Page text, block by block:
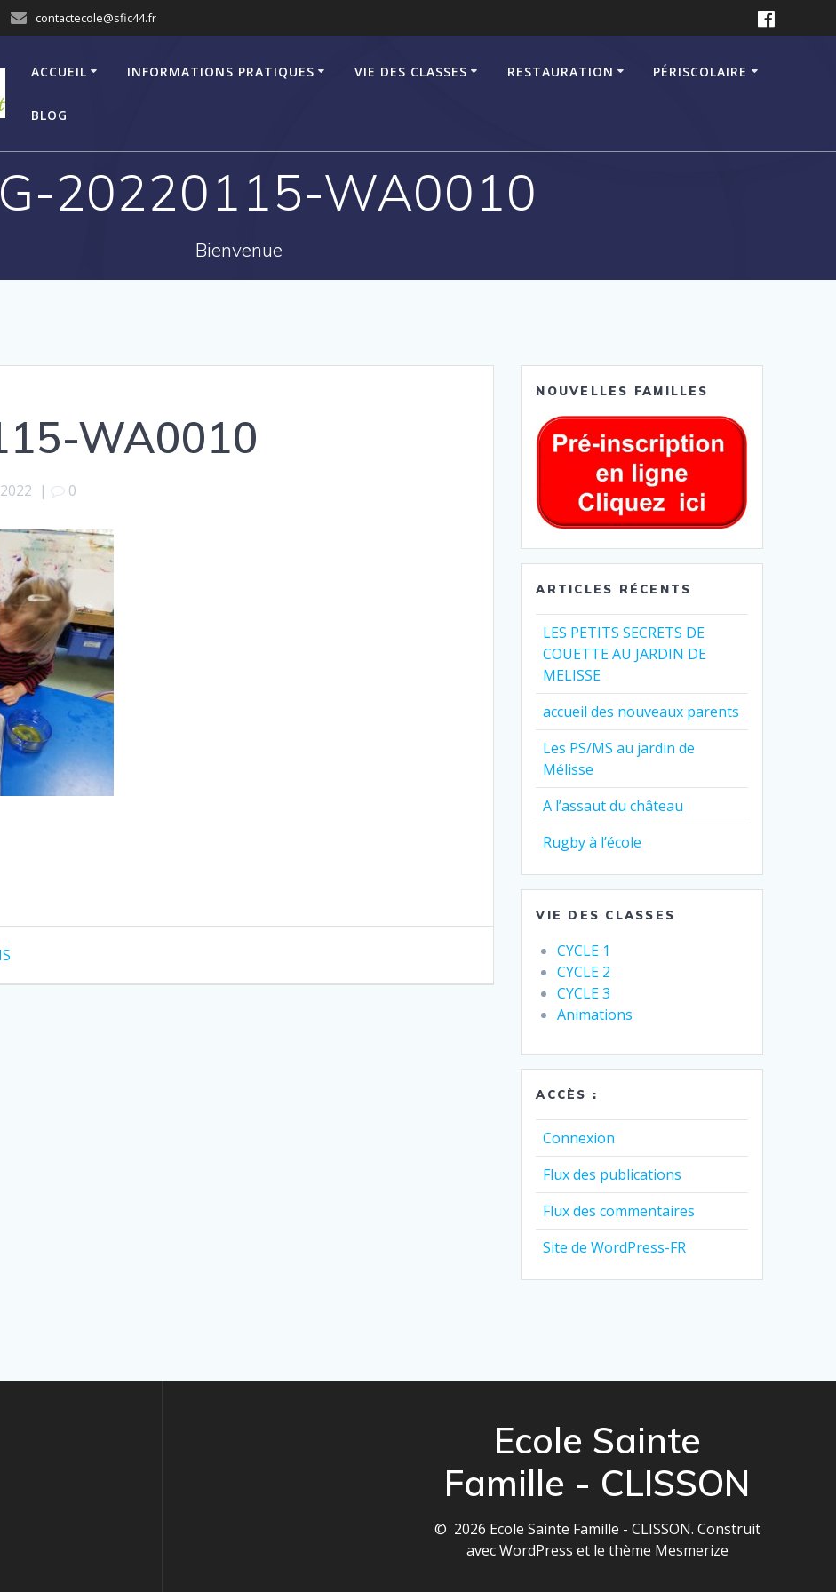
contactecole@sfic44.fr
ACCUEIL INFORMATIONS PRATIQUES VIE DES CLASSES RESTAURATION PÉRISCOLAIRE
BLOG
20220115-WA0010
Bienvenue
WA0010
| 0
NOUVELLES FAMILLES
ARTICLES RÉCENTS
LES PETITS SECRETS DE
COUETTE AU JARDIN DE
MELISSE
accueil des nouveaux parents
Les PS/MS au jardin de
Mélisse
A l’assaut du château
Rugby à l’école
VIE DES CLASSES
CYCLE 1
CYCLE 2
CYCLE 3
Animations
ACCÈS :
Connexion
Flux des publications
Flux des commentaires
Site de WordPress-FR
Ecole Sainte
Famille - CLISSON
© 2026 Ecole Sainte Famille - CLISSON. Construit
avec WordPress et le thème Mesmerize